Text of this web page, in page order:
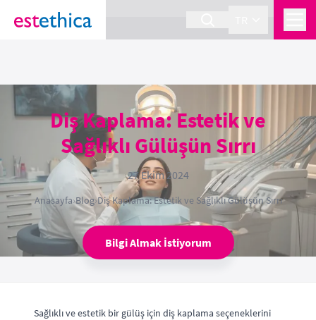
section Service {
Diş Kaplama: Estetik ve
Sağlıklı Gülüşün Sırrı
27 Ekim 2024
Anasayfa›Blog›Diş Kaplama: Estetik ve Sağlıklı Gülüşün Sırrı
Bilgi Almak İstiyorum
Sağlıklı ve estetik bir gülüş için diş kaplama seçeneklerini